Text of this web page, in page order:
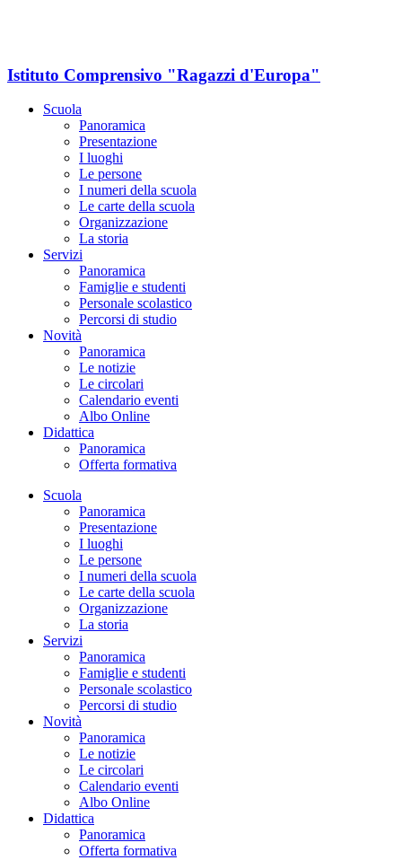
Istituto Comprensivo "Ragazzi d'Europa"
Scuola
Panoramica
Presentazione
I luoghi
Le persone
I numeri della scuola
Le carte della scuola
Organizzazione
La storia
Servizi
Panoramica
Famiglie e studenti
Personale scolastico
Percorsi di studio
Novità
Panoramica
Le notizie
Le circolari
Calendario eventi
Albo Online
Didattica
Panoramica
Offerta formativa
Scuola
Panoramica
Presentazione
I luoghi
Le persone
I numeri della scuola
Le carte della scuola
Organizzazione
La storia
Servizi
Panoramica
Famiglie e studenti
Personale scolastico
Percorsi di studio
Novità
Panoramica
Le notizie
Le circolari
Calendario eventi
Albo Online
Didattica
Panoramica
Offerta formativa